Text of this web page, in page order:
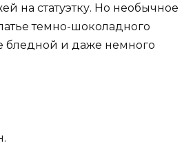
на статуэтку. Но необычное
темно-шоколадного
бледной и даже немного